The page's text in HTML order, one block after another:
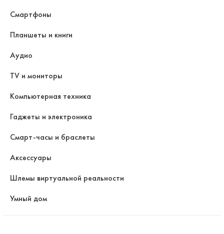
Смартфоны
Планшеты и книги
Аудио
TV и мониторы
Компьютерная техника
Гаджеты и электроника
Смарт-часы и браслеты
Аксессуары
Шлемы виртуальной реальности
Умный дом